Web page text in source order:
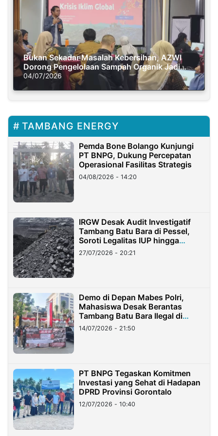
Bukan Sekadar Masalah Kebersihan, AZWI
Dorong Pengelolaan Sampah Organik Jadi
Solusi Krisis Iklim
04/07/2026
TAMBANG ENERGY
Pemda Bone Bolango Kunjungi
PT BNPG, Dukung Percepatan
Operasional Fasilitas Strategis
04/08/2026 - 14:20
IRGW Desak Audit Investigatif
Tambang Batu Bara di Pessel,
Soroti Legalitas IUP hingga
Stockpile
27/07/2026 - 20:21
Demo di Depan Mabes Polri,
Mahasiswa Desak Berantas
Tambang Batu Bara Ilegal di
Lampung
14/07/2026 - 21:50
PT BNPG Tegaskan Komitmen
Investasi yang Sehat di Hadapan
DPRD Provinsi Gorontalo
12/07/2026 - 10:40